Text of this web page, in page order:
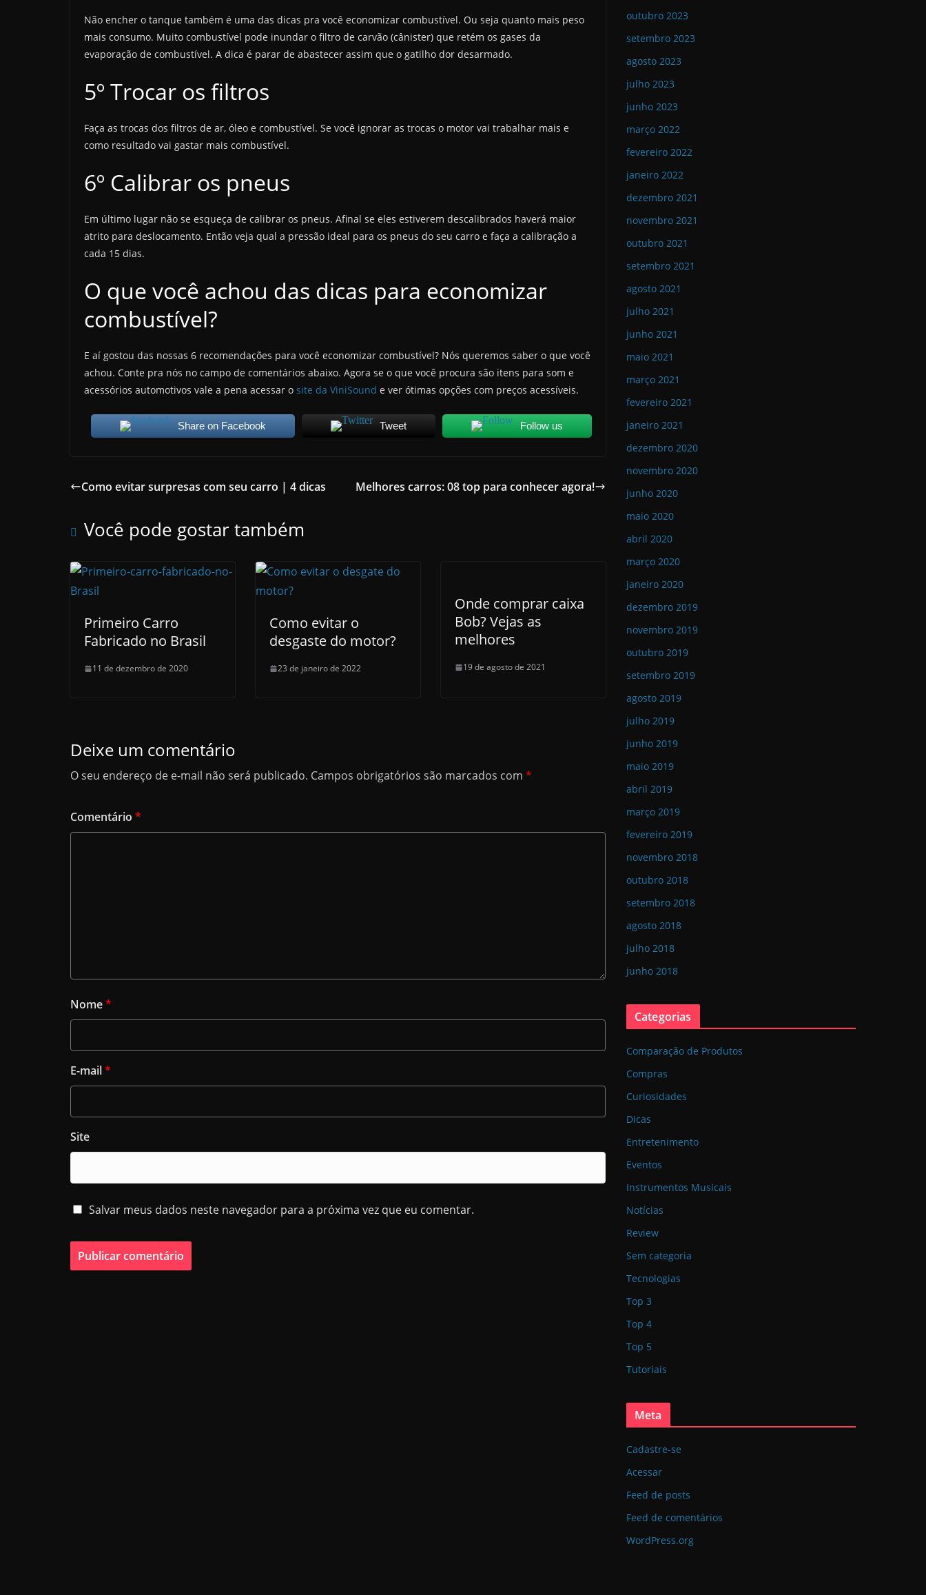
Não encher o tanque também é uma das dicas pra você economizar combustível. Ou seja quanto mais peso
mais consumo. Muito combustível pode inundar o filtro de carvão (cânister) que retém os gases da
evaporação de combustível. A dica é parar de abastecer assim que o gatilho dor desarmado.
5º Trocar os filtros
Faça as trocas dos filtros de ar, óleo e combustível. Se você ignorar as trocas o motor vai trabalhar mais e
como resultado vai gastar mais combustível.
6º Calibrar os pneus
Em último lugar não se esqueça de calibrar os pneus. Afinal se eles estiverem descalibrados haverá maior
atrito para deslocamento. Então veja qual a pressão ideal para os pneus do seu carro e faça a calibração a
cada 15 dias.
O que você achou das dicas para economizar
combustível?
E aí gostou das nossas 6 recomendações para você economizar combustível? Nós queremos saber o que você
achou. Conte pra nós no campo de comentários abaixo. Agora se o que você procura são itens para som e
acessórios automotivos vale a pena acessar o site da ViniSound e ver ótimas opções com preços acessíveis.
Share on Facebook Tweet Follow us
Como evitar surpresas com seu carro | 4 dicas Melhores carros: 08 top para conhecer agora!
Você pode gostar também
Primeiro Carro
Fabricado no Brasil
11 de dezembro de 2020
Como evitar o
desgaste do motor?
23 de janeiro de 2022
Onde comprar caixa
Bob? Vejas as
melhores
19 de agosto de 2021
Deixe um comentário
O seu endereço de e-mail não será publicado. Campos obrigatórios são marcados com *
Comentário *
Nome*
E-mail*
Site
Salvar meus dados neste navegador para a próxima vez que eu comentar.
outubro 2023
setembro 2023
agosto 2023
julho 2023
junho 2023
março 2022
fevereiro 2022
janeiro 2022
dezembro 2021
novembro 2021
outubro 2021
setembro 2021
agosto 2021
julho 2021
junho 2021
maio 2021
março 2021
fevereiro 2021
janeiro 2021
dezembro 2020
novembro 2020
junho 2020
maio 2020
abril 2020
março 2020
janeiro 2020
dezembro 2019
novembro 2019
outubro 2019
setembro 2019
agosto 2019
julho 2019
junho 2019
maio 2019
abril 2019
março 2019
fevereiro 2019
novembro 2018
outubro 2018
setembro 2018
agosto 2018
julho 2018
junho 2018
Categorias
Comparação de Produtos
Compras
Curiosidades
Dicas
Entretenimento
Eventos
Instrumentos Musicais
Notícias
Review
Sem categoria
Tecnologias
Top 3
Top 4
Top 5
Tutoriais
Meta
Cadastre-se
Acessar
Feed de posts
Feed de comentários
WordPress.org